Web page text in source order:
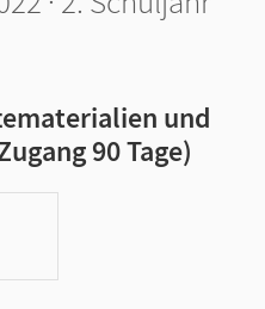
und
90 Tage)